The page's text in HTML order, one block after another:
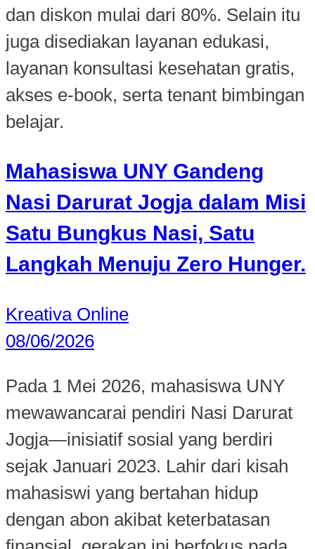
dan diskon mulai dari 80%. Selain itu
juga disediakan layanan edukasi,
layanan konsultasi kesehatan gratis,
akses e-book, serta tenant bimbingan
belajar.
Mahasiswa UNY Gandeng
Nasi Darurat Jogja dalam Misi
Satu Bungkus Nasi, Satu
Langkah Menuju Zero Hunger.
Kreativa Online
08/06/2026
Pada 1 Mei 2026, mahasiswa UNY
mewawancarai pendiri Nasi Darurat
Jogja—inisiatif sosial yang berdiri
sejak Januari 2023. Lahir dari kisah
mahasiswi yang bertahan hidup
dengan abon akibat keterbatasan